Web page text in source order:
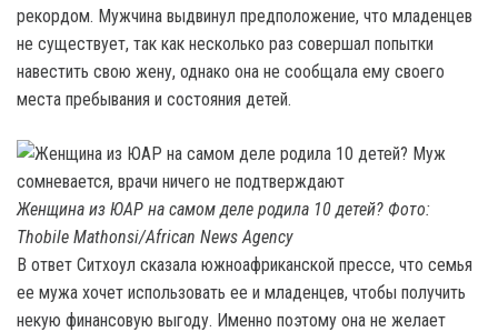
рекордом. Мужчина выдвинул предположение, что младенцев
не существует, так как несколько раз совершал попытки
навестить свою жену, однако она не сообщала ему своего
места пребывания и состояния детей.
Женщина из ЮАР на самом деле родила 10 детей? Фото:
Thobile Mathonsi/African News Agency
В ответ Ситхоул сказала южноафриканской прессе, что семья
ее мужа хочет использовать ее и младенцев, чтобы получить
некую финансовую выгоду. Именно поэтому она не желает